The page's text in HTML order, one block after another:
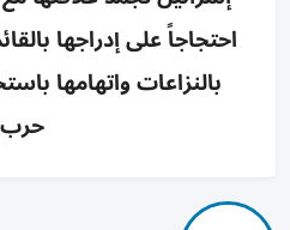
احتجاجاً على إدراجها
بالنزاعات واتهامها
حرب